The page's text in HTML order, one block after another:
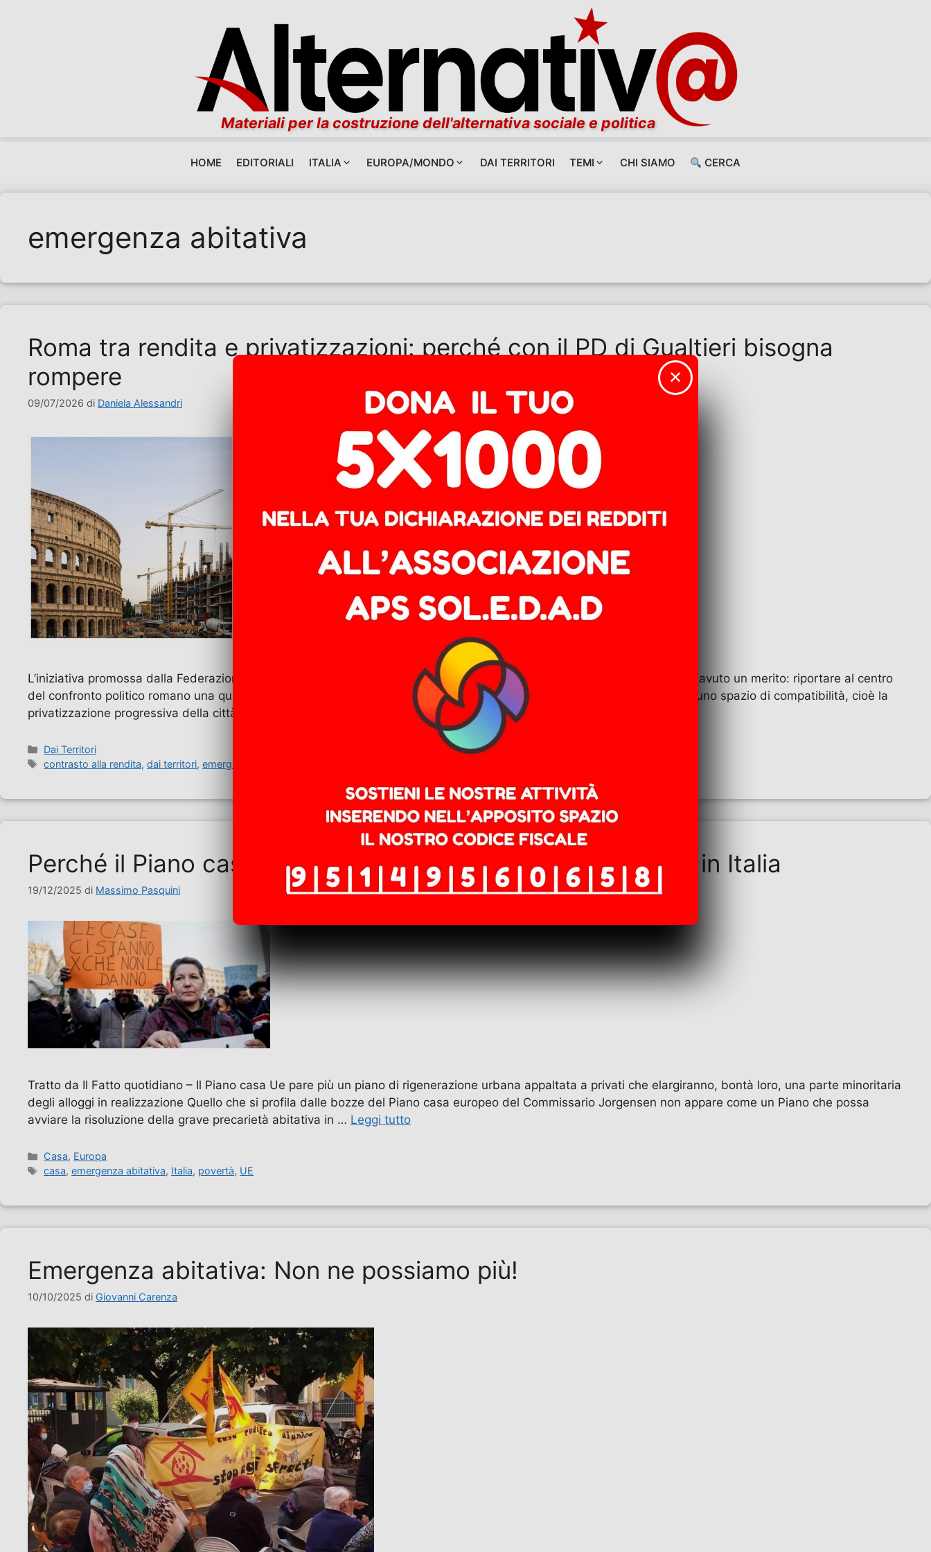
Materiali per la costruzione dell'alternativa sociale e politica
HOME EDITORIALI ITALIA EUROPA/MONDO DAI TERRITORI TEMI CHI SIAMO CERCA
emergenza abitativa
Roma tra rendita e privatizzazioni: perché con il PD di Gualtieri bisogna
rompere
09/07/2026 di Daniela Alessandri
L’iniziativa promossa dalla Federazione di Roma, Castelli e Litoranea di Rifondazione Comunista sulla “città pubblica” ha avuto un merito: riportare al centro
del confronto politico romano una questione decisiva, troppo spesso rimossa soprattutto da quelle forze che operano in uno spazio di compatibilità, cioè la
privatizzazione progressiva della città, la subordinazione delle scelte urbanistiche e …Leggi tutto
Categorie
Dai Territori
Tag
contrasto alla rendita,dai territori,emergenza abitativa
Perché il Piano casa europeo non risolverà la crisi abitativa in Italia
19/12/2025 di Massimo Pasquini
Tratto da Il Fatto quotidiano – Il Piano casa Ue pare più un piano di rigenerazione urbana appaltata a privati che elargiranno, bontà loro, una parte minoritaria
degli alloggi in realizzazione Quello che si profila dalle bozze del Piano casa europeo del Commissario Jorgensen non appare come un Piano che possa
avviare la risoluzione della grave precarietà abitativa in … Leggi tutto
Categorie
Casa, Europa
Tag
casa,emergenza abitativa, Italia, povertà, UE
Emergenza abitativa: Non ne possiamo più!
10/10/2025 di Giovanni Carenza
✕